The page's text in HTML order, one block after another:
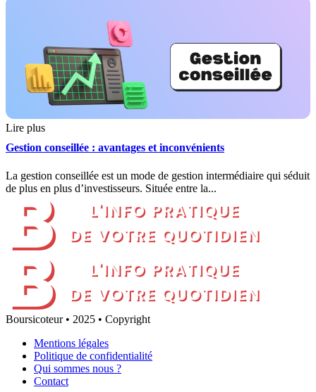
Lire plus
Gestion conseillée : avantages et inconvénients
La gestion conseillée est un mode de gestion intermédiaire qui séduit
de plus en plus d’investisseurs. Située entre la...
Boursicoteur • 2025 • Copyright
Mentions légales
Politique de confidentialité
Qui sommes nous ?
Contact